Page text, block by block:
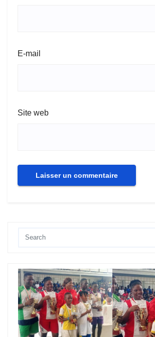
E-mail
Site web